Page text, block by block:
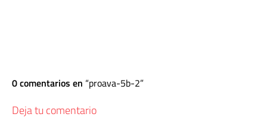
0 comentarios en proava-5b-2
Deja tu comentario